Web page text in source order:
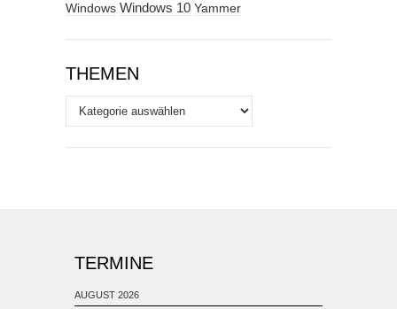
Windows Windows 10 Yammer
THEMEN
Themen
TERMINE
AUGUST 2026